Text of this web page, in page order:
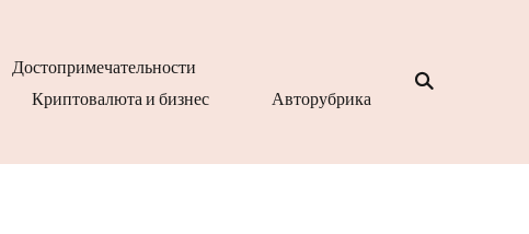
Достопримечательности
Криптовалюта и бизнес Авторубрика